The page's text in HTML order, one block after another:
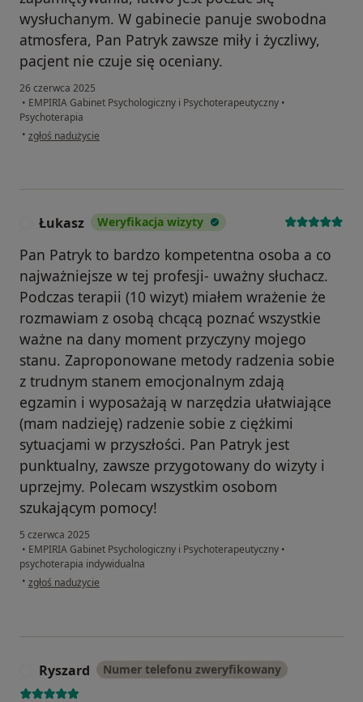
wysłuchanym. W gabinecie panuje swobodna
atmosfera, Pan Patryk zawsze miły i życzliwy,
pacjent nie czuje się oceniany.
26 czerwca 2025
• EMPIRIA Gabinet Psychologiczny i Psychoterapeutyczny •
Psychoterapia
• w opinii użytkownika Zuzanna
zgłoś nadużycie
Łukasz Weryfikacja wizyty
Pan Patryk to bardzo kompetentna osoba a co
najważniejsze w tej profesji- uważny słuchacz.
Podczas terapii (10 wizyt) miałem wrażenie że
rozmawiam z osobą chcącą poznać wszystkie
ważne na dany moment przyczyny mojego
stanu. Zaproponowane metody radzenia sobie
z trudnym stanem emocjonalnym zdają
egzamin i wyposażają w narzędzia ułatwiające
(mam nadzieję) radzenie sobie z ciężkimi
sytuacjami w przyszłości. Pan Patryk jest
punktualny, zawsze przygotowany do wizyty i
uprzejmy. Polecam wszystkim osobom
szukającym pomocy!
5 czerwca 2025
• EMPIRIA Gabinet Psychologiczny i Psychoterapeutyczny •
psychoterapia indywidualna
• w opinii użytkownika Łukasz
zgłoś nadużycie
Ryszard Numer telefonu zweryfikowany